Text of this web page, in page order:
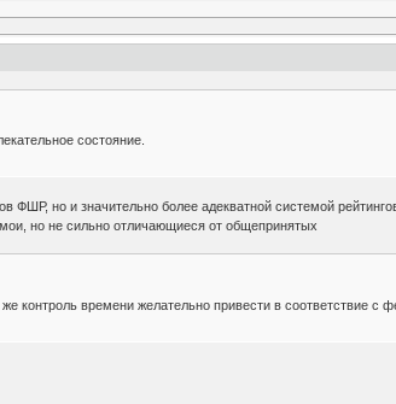
состояние.
ФШР, но и значительно более адекватной системой
но не сильно отличающиеся от общепринятых
времени желательно привести в соответствие с